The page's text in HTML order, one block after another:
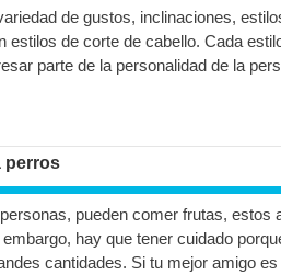
de gustos, inclinaciones,
estilos de corte de cabello. Cada
parte de la personalidad de la
perros
pueden comer frutas, estos
hay que tener cuidado
cantidades. Si tu mejor amigo